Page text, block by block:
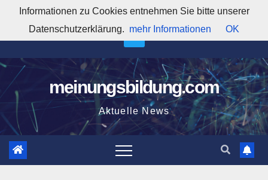
springen
4:59:44 AM
meinungsbildung.com
Aktuelle News
Informationen zu Cookies entnehmen Sie bitte unserer
Datenschutzerklärung. mehr Informationen OK